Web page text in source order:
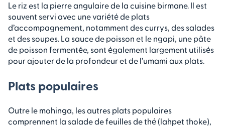
Le riz est la pierre angulaire de la cuisine birmane. Il est
souvent servi avec une variété de plats
d’accompagnement, notamment des currys, des salades
et des soupes. La sauce de poisson et le ngapi, une pâte
de poisson fermentée, sont également largement utilisés
pour ajouter de la profondeur et de l’umami aux plats.
Plats populaires
Outre le mohinga, les autres plats populaires
comprennent la salade de feuilles de thé (lahpet thoke),